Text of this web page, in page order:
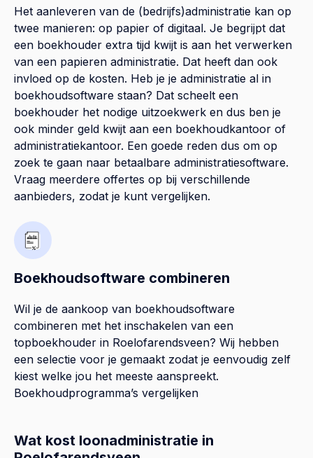
Het aanleveren van de (bedrijfs)administratie kan op
twee manieren: op papier of digitaal. Je begrijpt dat
een boekhouder extra tijd kwijt is aan het verwerken
van een papieren administratie. Dat heeft dan ook
invloed op de kosten. Heb je je administratie al in
boekhoudsoftware staan? Dat scheelt een
boekhouder het nodige uitzoekwerk en dus ben je
ook minder geld kwijt aan een boekhoudkantoor of
administratiekantoor. Een goede reden dus om op
zoek te gaan naar betaalbare administratiesoftware.
Vraag meerdere offertes op bij verschillende
aanbieders, zodat je kunt vergelijken.
Boekhoudsoftware combineren
Wil je de aankoop van boekhoudsoftware
combineren met het inschakelen van een
topboekhouder in Roelofarendsveen? Wij hebben
een selectie voor je gemaakt zodat je eenvoudig zelf
kiest welke jou het meeste aanspreekt.
Boekhoudprogramma’s vergelijken
Wat kost loonadministratie in